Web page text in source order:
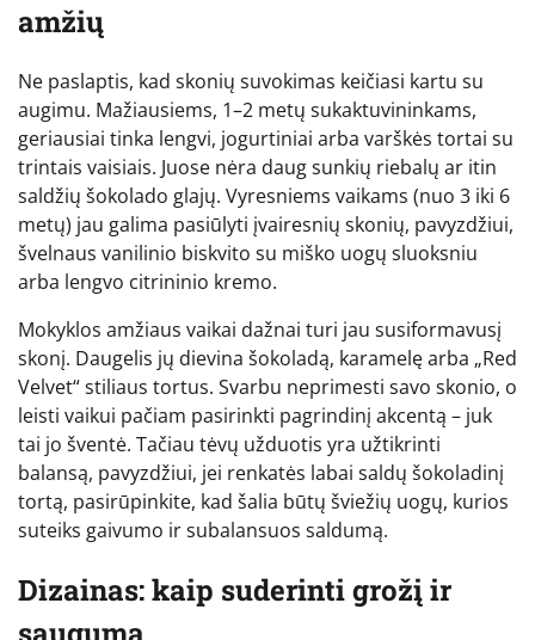
amžių
Ne paslaptis, kad skonių suvokimas keičiasi kartu su
augimu. Mažiausiems, 1–2 metų sukaktuvininkams,
geriausiai tinka lengvi, jogurtiniai arba varškės tortai su
trintais vaisiais. Juose nėra daug sunkių riebalų ar itin
saldžių šokolado glajų. Vyresniems vaikams (nuo 3 iki 6
metų) jau galima pasiūlyti įvairesnių skonių, pavyzdžiui,
švelnaus vanilinio biskvito su miško uogų sluoksniu
arba lengvo citrininio kremo.
Mokyklos amžiaus vaikai dažnai turi jau susiformavusį
skonį. Daugelis jų dievina šokoladą, karamelę arba „Red
Velvet“ stiliaus tortus. Svarbu neprimesti savo skonio, o
leisti vaikui pačiam pasirinkti pagrindinį akcentą – juk
tai jo šventė. Tačiau tėvų užduotis yra užtikrinti
balansą, pavyzdžiui, jei renkatės labai saldų šokoladinį
tortą, pasirūpinkite, kad šalia būtų šviežių uogų, kurios
suteiks gaivumo ir subalansuos saldumą.
Dizainas: kaip suderinti grožį ir